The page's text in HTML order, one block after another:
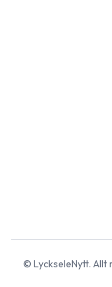
© LyckseleNytt. Allt